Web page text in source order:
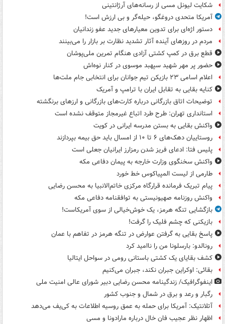
شکایت لیونل مسی از رسانه‌های آرژانتینی
آمریکا متحدی دروغگو، حیله‌گر و بی ارزش است!
دستور اژه‌ای برای تدوین معیارهای جدید عفو زندانیان
مردم در روزهای آینده آثار تشدید نظارت بر بازار را می‌بینند
قطع برق در کمپ کشتی آزادی هنگام تمرین ملی‌پوشان
حضور پر مهر شهید سپهبد موسوی در کنار نوه‌اش
اعلام اسامی ۲۳ بازیکن تیم جوانان برای انتخابی جام ملت‌ها
کنایه بقایی به تقابل ایران با ترامپ و آمریک
توضیحات اتاق بازرگانی درباره کارت‌های بازرگانی و ارزهای برنگشته
استانداری تهران: طرح طرد اتباع غیرمجاز متوقف نشده است
واکنش بقایی به بستن مدرسه ایرانی در کویت
روستاییان دهک‌های ۶ تا ۱۰ از امسال باید حق بیمه بپردازند
پلیس فتا: ادعای فریز شدن رمزارز ایرانیان جعلی است
واکنش سخنگوی وزارت خارجه به پیمان دفاعی مکه
طارمی از لیست المپیاکوس خط خورد
پیام تبریک فرمانده قرارگاه مرکزی خاتم‌الانبیا به محسن رضایی
واکنش روزنامه صهیونیستی به توافقنامه دفاعی مکه
بازگشایی تنگه هرمز، یک خوش‌خیالی از سوی آمریکاست!
بازیکنی که چشم فلیک را گرفت!
پاسخ بقایی به گرفتن عوارض در تنگه هرمز در تفاهم با عمان
رونالدو: بارسلونا من را ناامید کرد
کشف بقایای یک کشتی باستانی رومی در سواحل ایتالیا
بقائی: اوکراین جبران نکند، جبران می‌کنیم
اینفوگرافیک/ زندگینامه محسن رضایی دبیر شورای عالی امنیت‌ ملی
رگبار و رعد و برق در شمال و جنوب کشور
آتلانتیک: آمریکا برای حمله به عمق روسیه اطلاعات به کی‌یف می‌دهد
اظهار نظر عجیب فان خال درباره مارادونا و مسی